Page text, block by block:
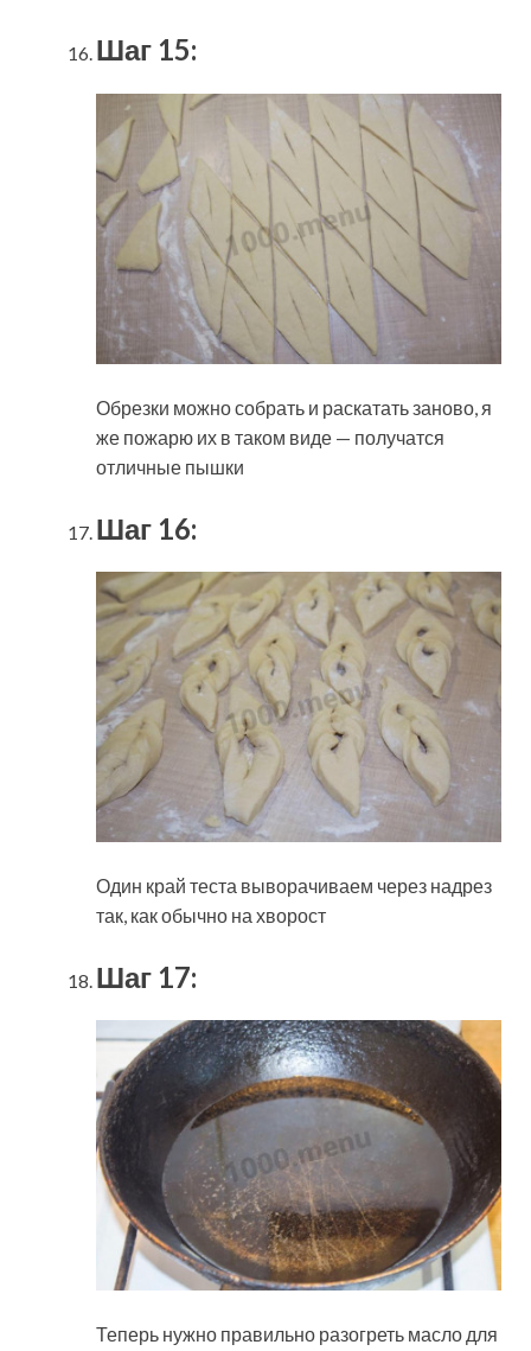
Шаг 15:
Обрезки можно собрать и раскатать заново, я
же пожарю их в таком виде — получатся
отличные пышки
Шаг 16:
Один край теста выворачиваем через надрез
так, как обычно на хворост
Шаг 17:
Теперь нужно правильно разогреть масло для